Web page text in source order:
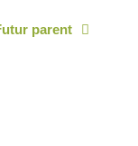
parent